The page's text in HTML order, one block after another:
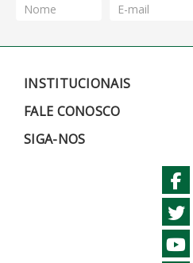
INSTITUCIONAIS
FALE CONOSCO
SIGA-NOS